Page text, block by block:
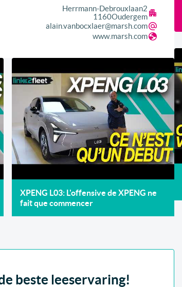
Herrmann-Debrouxlaan2
1160Oudergem
alain.vanbocxlaer@marsh.com
www.marsh.com
XPENG L03: L'offensive de XPENG ne
fait que commencer
beste leeservaring!